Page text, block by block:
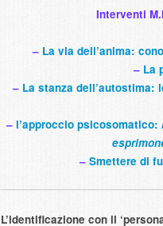
Interventi
– La via dell’anima:
– La
– La stanza dell’autostima:
– l’approccio psicosomatico:
– Smettere di
L’identificazione con il